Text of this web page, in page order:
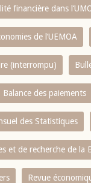
financière dans
de l‘UEMOA
(interrompu)
Balance des paiements
des Statistiques
et de recherche de la
Revue